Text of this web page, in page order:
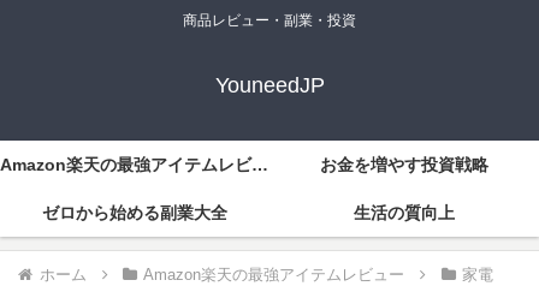
商品レビュー・副業・投資
YouneedJP
Amazon楽天の最強アイテムレビュー お金を増やす投資戦略
ゼロから始める副業大全 生活の質向上
ホーム Amazon楽天の最強アイテムレビュー
家電